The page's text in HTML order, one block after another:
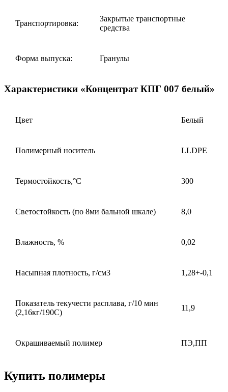
Транспортировка:
Закрытые транспортные
средства
Форма выпуска: Гранулы
Характеристики «Концентрат КПГ 007 белый»
Цвет Белый
Полимерный носитель LLDPE
Термостойкость,°С 300
Светостойкость (по 8ми бальной шкале) 8,0
Влажность, % 0,02
Насыпная плотность, г/см3 1,28+-0,1
Показатель текучести расплава, г/10 мин
(2,16кг/190С)
11,9
Окрашиваемый полимер ПЭ,ПП
Купить полимеры